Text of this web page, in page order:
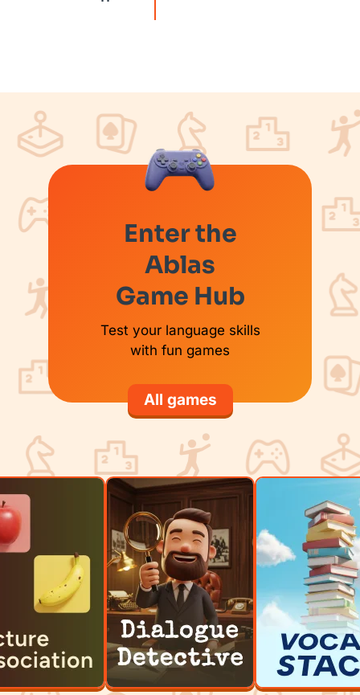
Enter the
Ablas
Game Hub
Test your language skills
with fun games
All games